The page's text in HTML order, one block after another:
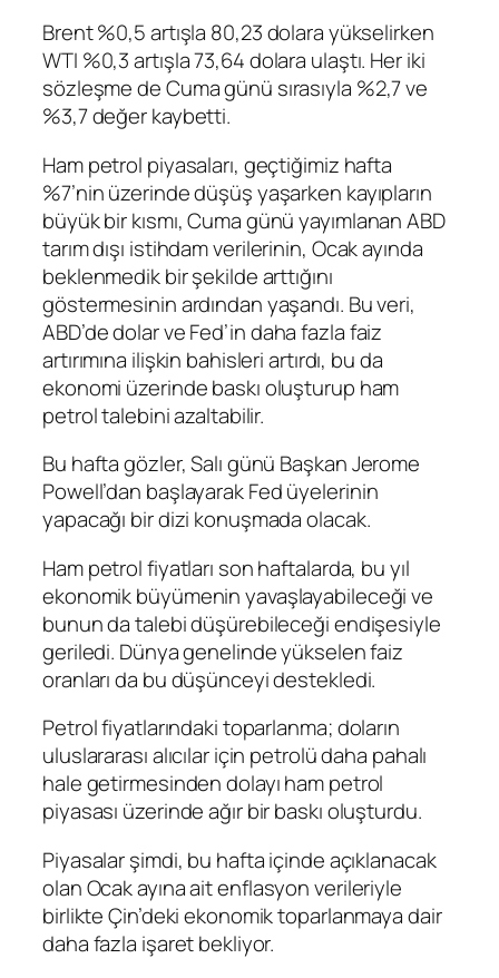
Brent%0,5 artışla 80,23 dolara yükselirken
WTI %0,3 artışla 73,64 dolara ulaştı. Her iki
sözleşme de Cuma günü sırasıyla %2,7 ve
%3,7 değer kaybetti.
Ham petrol piyasaları, geçtiğimiz hafta
%7’nin üzerinde düşüş yaşarken kayıpların
büyük bir kısmı, Cuma günü yayımlanan ABD
tarım dışı istihdamverilerinin, Ocak ayında
beklenmedik bir şekilde arttığını
göstermesinin ardından yaşandı. Bu veri,
ABD’dedolarve Fed’in daha fazla faiz
artırımına ilişkin bahisleri artırdı, bu da
ekonomi üzerinde baskı oluşturup ham
petrol talebini azaltabilir.
Bu hafta gözler, Salı günü Başkan Jerome
Powell’dan başlayarak Fed üyelerinin
yapacağı bir dizi konuşmada olacak.
Ham petrol fiyatları son haftalarda, bu yıl
ekonomik büyümenin yavaşlayabileceği ve
bunun da talebi düşürebileceği endişesiyle
geriledi. Dünya genelinde yükselen faiz
oranları da bu düşünceyi destekledi.
Petrol fiyatlarındaki toparlanma;doların
uluslararası alıcılar için petrolü daha pahalı
hale getirmesinden dolayı ham petrol
piyasası üzerinde ağır bir baskı oluşturdu.
Piyasalar şimdi, bu hafta içinde açıklanacak
olan Ocak ayına aitenflasyonverileriyle
birlikte Çin’deki ekonomik toparlanmaya dair
daha fazla işaret bekliyor.